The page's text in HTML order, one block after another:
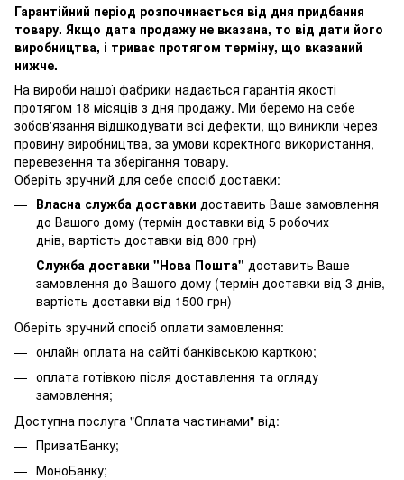
Гарантійний період розпочинається від дня придбання
товару. Якщо дата продажу не вказана, то від дати його
виробництва, і триває протягом терміну, що вказаний
нижче.
На вироби нашої фабрики надається гарантія якості
протягом 18 місяців з дня продажу. Ми беремо на себе
зобов'язання відшкодувати всі дефекти, що виникли через
провину виробництва, за умови коректного використання,
перевезення та зберігання товару.
Оберіть зручний для себе спосіб доставки:
Власна служба доставки доставить Ваше замовлення
до Вашого дому (термін доставки від 5 робочих
днів, вартість доставки від 800 грн)
Служба доставки "Нова Пошта" доставить Ваше
замовлення до Вашого дому (термін доставки від 3 днів,
вартість доставки від 1500 грн)
Оберіть зручний спосіб оплати замовлення:
онлайн оплата на сайті банківською карткою;
оплата готівкою після доставлення та огляду
замовлення;
Доступна послуга "Оплата частинами" від:
ПриватБанку;
МоноБанку;